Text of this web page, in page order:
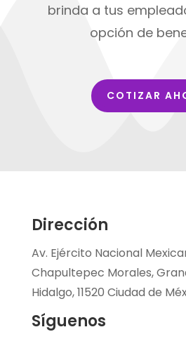
brinda a tus
opción de
COTIZAR
Dirección
Av. Ejército Nacional
Chapultepec Morales,
Hidalgo, 11520 Ciudad de
Síguenos